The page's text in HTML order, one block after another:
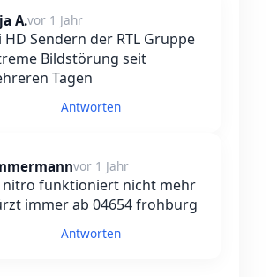
A.vor 1 Jahr
HD Sendern der RTL Gruppe
Bildstörung seit
Tagen
Antworten
vor 1 Jahr
nitro funktioniert nicht mehr
immer ab 04654 frohburg
Antworten